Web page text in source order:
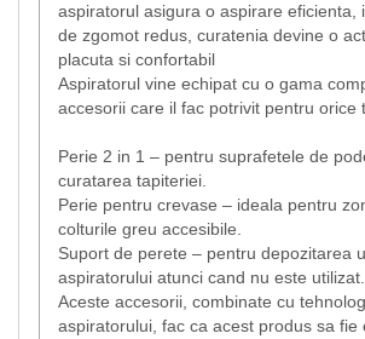
aspiratorul asigura o aspirare eficienta,
de zgomot redus, curatenia devine o
placuta si confortabil
Aspiratorul vine echipat cu o gama
accesorii care il fac potrivit pentru orice
Perie 2 in 1 – pentru suprafetele de
curatarea tapiteriei.
Perie pentru crevase – ideala pentru
colturile greu accesibile.
Suport de perete – pentru depozitarea
aspiratorului atunci cand nu este utilizat.
Aceste accesorii, combinate cu
aspiratorului, fac ca acest produs sa fie